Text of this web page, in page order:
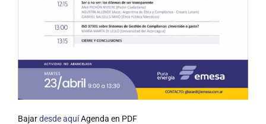
Bajardesde aquíAgenda en PDF